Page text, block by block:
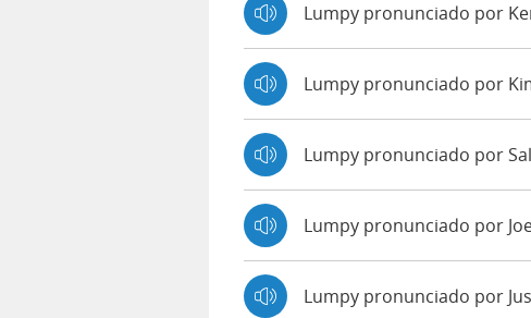
Lumpy pronunciado por
Lumpy pronunciado por
Lumpy pronunciado por
Lumpy pronunciado por
Lumpy pronunciado por